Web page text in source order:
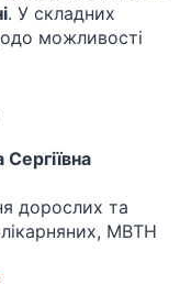
. У складних
можливості
дорослих та
МВТН